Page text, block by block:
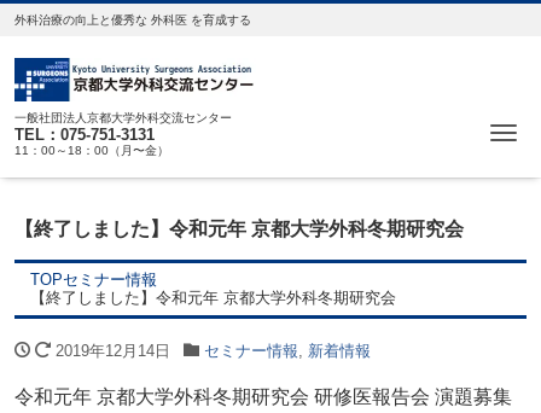
外科治療の向上と優秀な 外科医 を育成する
一般社団法人京都大学外科交流センター
TEL：075-751-3131
11：00～18：00（月〜金）
【終了しました】令和元年 京都大学外科冬期研究会
TOPセミナー情報
【終了しました】令和元年 京都大学外科冬期研究会
2019年12月14日 セミナー情報 新着情報
令和元年 京都大学外科冬期研究会 研修医報告会 演題募集